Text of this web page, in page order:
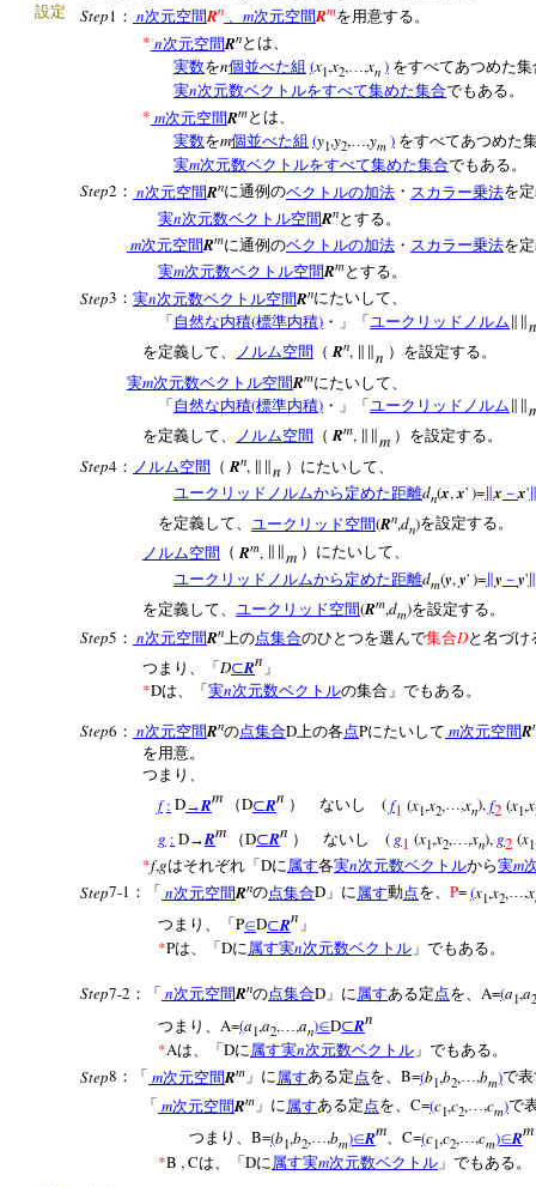
設定
Step1 ： n次元空間Rn 、 m次元空間Rmを用意する。
* n次元空間Rnとは、
実数をn個並べた組 (x1,x2, ,xn ) をすべてあつめた集
実n次元数ベクトルをすべて集めた集合でもある。
* m次元空間Rmとは、
実数をm個並べた組 (y1,y2, ,ym ) をすべてあつめた
実m次元数ベクトルをすべて集めた集合でもある。
Step2 ： n次元空間Rnに通例のベクトルの加法 ・ スカラー乗法を
実n次元数ベクトル空間Rnとする。
m次元空間Rmに通例のベクトルの加法 ・ スカラー乗法を
実m次元数ベクトル空間Rmとする。
Step3 ： 実n次元数ベクトル空間Rnにたいして、
「 自然な内積(標準内積) ・」「 ユークリッドノルム n
を定義して、 ノルム空間 （ Rn, n ）を設定する。
実m次元数ベクトル空間Rmにたいして、
「 自然な内積(標準内積) ・」「 ユークリッドノルム
を定義して、 ノルム空間 （ Rm, m ）を設定する。
Step4 ： ノルム空間 （ Rn, n ）にたいして、
ユークリッドノルムから定めた距離dn(x,x' )= ∥x －x'
を定義して、 ユークリッド空間(Rn,dn)を設定する。
ノルム空間 （ Rm, m ）にたいして、
ユークリッドノルムから定めた距離dm(y,y' )=∥y － y'∥
を定義して、 ユークリッド空間(Rm,dm)を設定する。
Step5 ： n次元空間Rn上の点集合のひとつを選んで集合Dと名づけ
つまり、「 D⊂Rn 」
*Dは、「 実n次元数ベクトルの集合」でもある。
Step6 ： n次元空間Rnの点集合D上の各点Pにたいして m次元空間R
を用意。
つまり、
f : D→Rm （D⊂Rn ） ないし (f1 (x1,x2,…,xn),f2 (x1,x
g : D→Rm （D⊂Rn ） ないし ( g1 (x1,x2,…,xn), g2 (x1
*f,gはそれぞれ「 Dに属す各実n次元数ベクトルから実m
Step7-1 ：「 n次元空間Rnの点集合D 」に 属す動点を、 P=(x1,x2,…,x
つまり、「 P∈D⊂Rn 」
*Pは、「Dに 属す実n次元数ベクトル 」でもある。
Step7-2 ：「 n次元空間Rnの点集合D 」に 属すある定 点を、 A=(a1,a2
つまり、 A=(a1,a2, ,an)∈D⊂Rn
*Aは、「 Dに属す実n次元数ベクトル 」でもある。
Step8 ：「 m次元空間Rm 」に 属すある定 点を、 B=(b1,b2,…,bm)で
「 m次元空間Rm 」に 属すある定 点を、 C=(c1,c2,…,cm)で
つまり、 B=(b1,b2,…,bm)∈Rm、 C=(c1,c2,…,cm)∈Rm
*B , Cは、「 Dに属す実m次元数ベクトル 」でもある